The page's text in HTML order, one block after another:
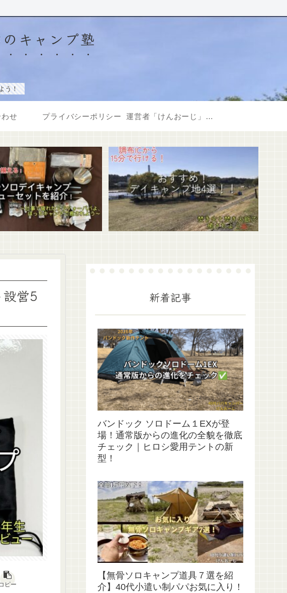
キャンプ塾
う！
せ プライバシーポリシー 運営者「けんおーじ」について
設営5
ピー
新着記事
バンドック ソロドーム１EXが登
場！通常版からの進化の全貌を徹底
チェック｜ヒロシ愛用テントの新
型！
【無骨ソロキャンプ道具７選を紹
介】40代小遣い制パパお気に入り！